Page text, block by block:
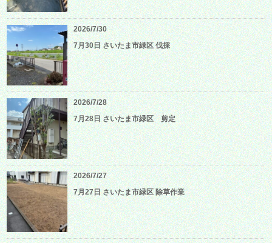
2026/7/30
7月30日 さいたま市緑区 伐採
2026/7/28
7月28日 さいたま市緑区 剪定
2026/7/27
7月27日 さいたま市緑区 除草作業